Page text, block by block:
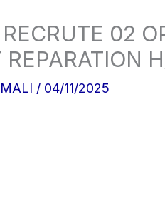
02
MALI / 04/11/2025